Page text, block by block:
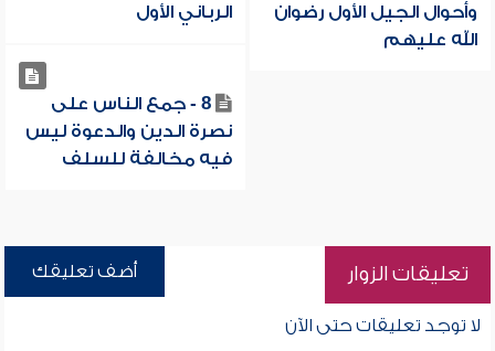
وأحوال الجيل الأول رضوان
الله عليهم
الرباني الأول
8 - جمع الناس على
نصرة الدين والدعوة ليس
فيه مخالفة للسلف
تعليقات الزوار أضف تعليقك
لا توجد تعليقات حتى الآن